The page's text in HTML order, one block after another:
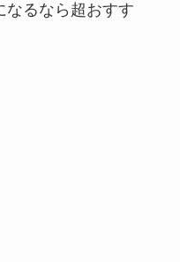
なるなら超おすす